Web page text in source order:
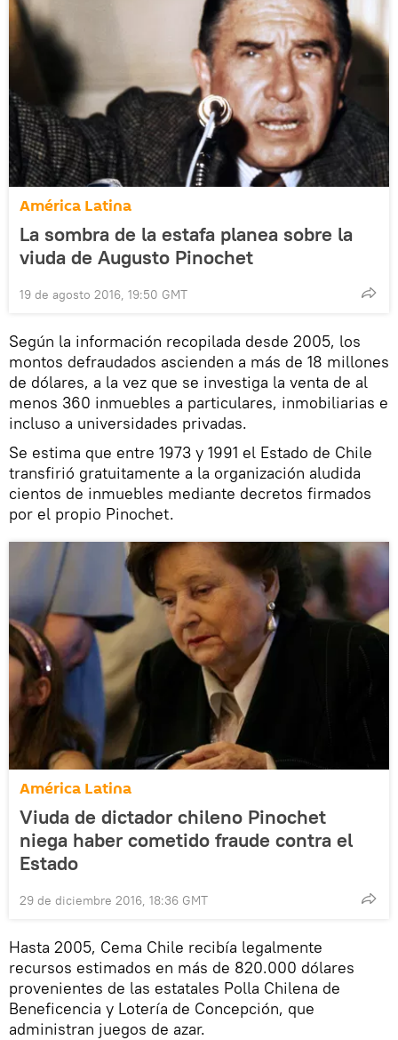
América Latina
La sombra de la estafa planea sobre la
viuda de Augusto Pinochet
19 de agosto 2016, 19:50 GMT
Según la información recopilada desde 2005, los
montos defraudados ascienden a más de 18 millones
de dólares, a la vez que se investiga la venta de al
menos 360 inmuebles a particulares, inmobiliarias e
incluso a universidades privadas.
Se estima que entre 1973 y 1991 el Estado de Chile
transfirió gratuitamente a la organización aludida
cientos de inmuebles mediante decretos firmados
por el propio Pinochet.
América Latina
Viuda de dictador chileno Pinochet
niega haber cometido fraude contra el
Estado
29 de diciembre 2016, 18:36 GMT
Hasta 2005, Cema Chile recibía legalmente
recursos estimados en más de 820.000 dólares
provenientes de las estatales Polla Chilena de
Beneficencia y Lotería de Concepción, que
administran juegos de azar.